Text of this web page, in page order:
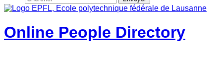
Online People Directory